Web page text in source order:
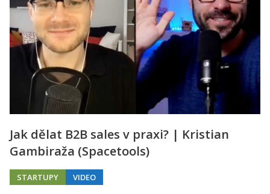
Jak dělat B2B sales v praxi? | Kristian
Gambiraža (Spacetools)
STARTUPY VIDEO